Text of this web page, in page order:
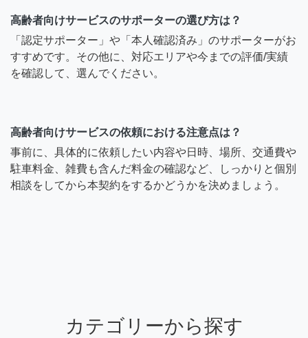
高齢者向けサービスのサポーターの選び方は？
「認定サポーター」や「本人確認済み」のサポーターがお
すすめです。その他に、対応エリアや今までの評価/実績
を確認して、選んでください。
高齢者向けサービスの依頼における注意点は？
事前に、具体的に依頼したい内容や日時、場所、交通費や
駐車料金、雑費も含んだ料金の確認など、しっかりと個別
相談をしてから本契約をするかどうかを決めましょう。
カテゴリーから探す